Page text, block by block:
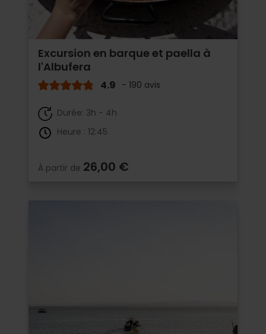
Excursion en barque et paella à
l'Albufera
4.9 - 190 avis
Durée: 3h - 4h
Heure : 12:45
À partir de 26,00 €